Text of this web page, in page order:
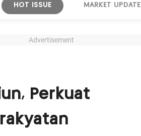
HOT ISSUE MARKET UPDATE
Advertisement
Perkuat